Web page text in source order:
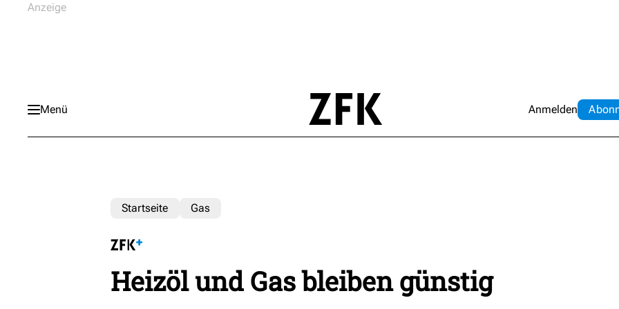
Menü Anmelden Abo
Startseite Gas
Heizöl und Gas bleiben günstig